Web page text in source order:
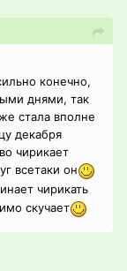
конечно,
днями, так
стала вполне
декабря
чирикает
всетаки он
чирикать
скучает